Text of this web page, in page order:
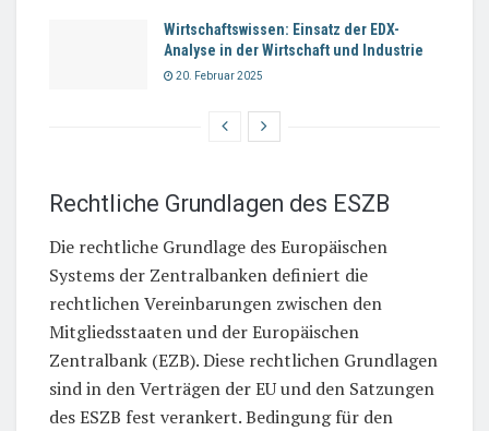
Wirtschaftswissen: Einsatz der EDX-
Analyse in der Wirtschaft und Industrie
20. Februar 2025
Rechtliche Grundlagen des ESZB
Die rechtliche Grundlage des Europäischen
Systems der Zentralbanken definiert die
rechtlichen Vereinbarungen zwischen den
Mitgliedsstaaten und der Europäischen
Zentralbank (EZB). Diese rechtlichen Grundlagen
sind in den Verträgen der EU und den Satzungen
des ESZB fest verankert. Bedingung für den